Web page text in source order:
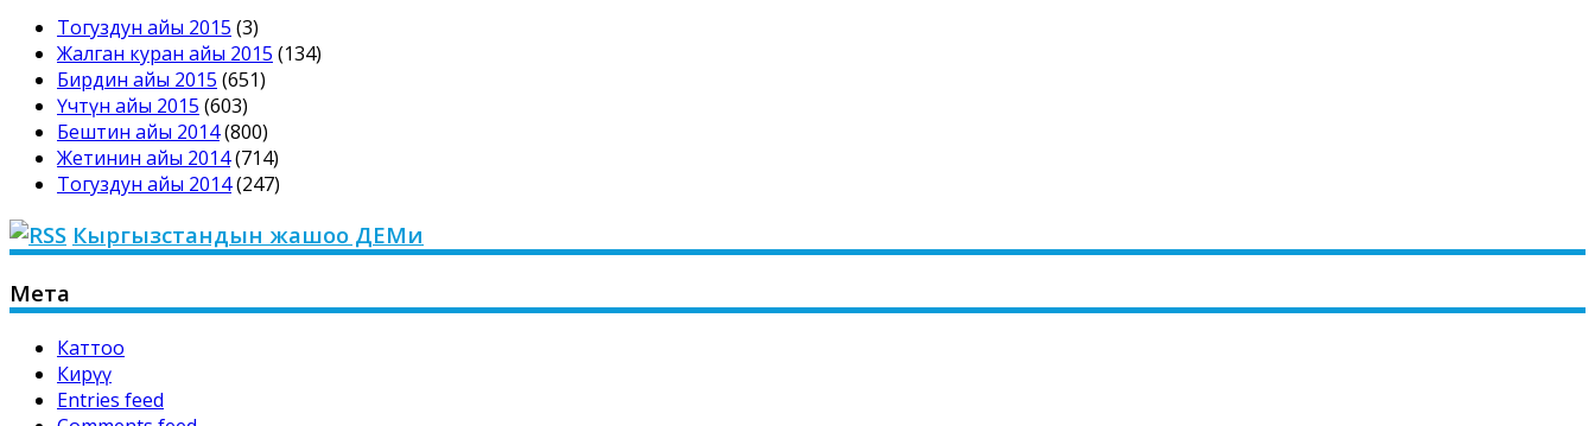
Тогуздун айы 2015 (3)
Жалган куран айы 2015 (134)
Бирдин айы 2015 (651)
Үчтүн айы 2015 (603)
Бештин айы 2014(800)
Жетинин айы 2014(714)
Тогуздун айы 2014(247)
Кыргызстандын жашоо ДЕМи
Мета
Каттоо
Кирүү
Entries feed